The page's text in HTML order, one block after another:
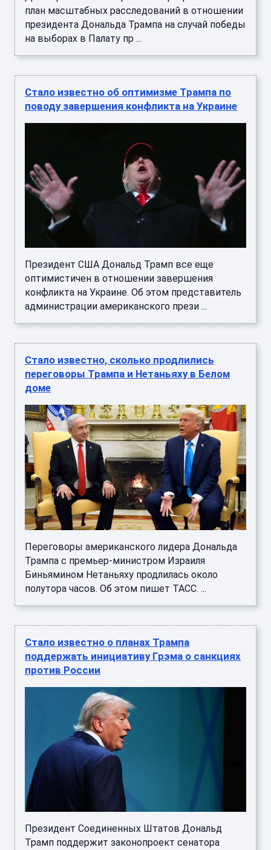
план масштабных расследований в отношении
президента Дональда Трампа на случай победы
на выборах в Палату пр ...
Стало известно об оптимизме Трампа по
поводу завершения конфликта на Украине
Президент США Дональд Трамп все еще
оптимистичен в отношении завершения
конфликта на Украине. Об этом представитель
администрации американского прези ...
Стало известно, сколько продлились
переговоры Трампа и Нетаньяху в Белом
доме
Переговоры американского лидера Дональда
Трампа с премьер-министром Израиля
Биньямином Нетаньяху продлилась около
полутора часов. Об этом пишет ТАСС. ...
Стало известно о планах Трампа
поддержать инициативу Грэма о санкциях
против России
Президент Соединенных Штатов Дональд
Трамп поддержит законопроект сенатора